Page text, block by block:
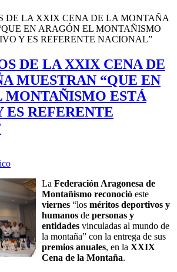
DE LA XXIX CENA DE LA MONTAÑA
EN ARAGÓN EL MONTAÑISMO
Y ES REFERENTE NACIONAL”
DE LA XXIX CENA DE
MUESTRAN “QUE EN
MONTAÑISMO ESTÁ
REFERENTE
La Federación Aragonesa de
Montañismo reconoció este
viernes “los méritos deportivos y
humanos de personas y
entidades vinculadas al mundo de
la montaña” con la entrega de sus
premios anuales, en la XXIX
Cena de la Montaña.